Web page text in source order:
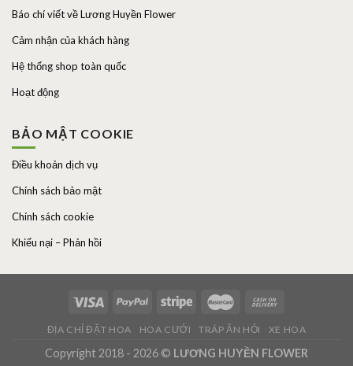
Báo chí viết về Lương Huyền Flower
Cảm nhận của khách hàng
Hệ thống shop toàn quốc
Hoạt động
BẢO MẬT COOKIE
Điều khoản dịch vụ
Chính sách bảo mật
Chính sách cookie
Khiếu nại – Phản hồi
ĐỊA CHỈ ĐẶT HOA HOA CƯỚI TRÁP ĂN HỎI XE HOA
Copyright 2018 - 2026 © LƯƠNG HUYỀN FLOWER